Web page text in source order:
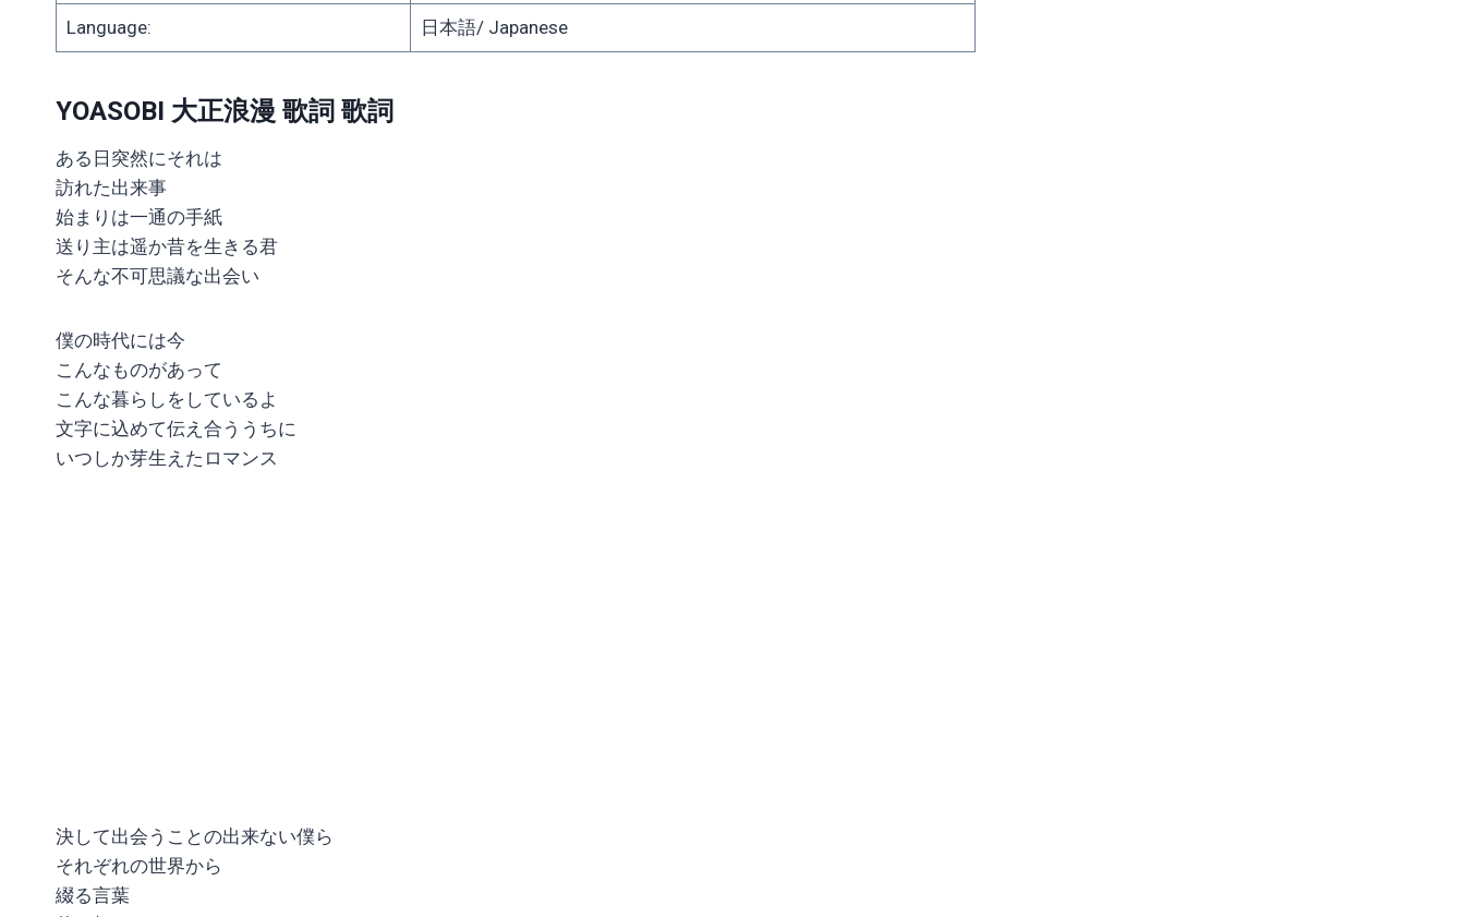
Language: 日本語/ Japanese
YOASOBI 大正浪漫 歌詞 歌詞
ある日突然にそれは
訪れた出来事
始まりは一通の手紙
送り主は遥か昔を生きる君
そんな不可思議な出会い
僕の時代には今
こんなものがあって
こんな暮らしをしているよ
文字に込めて伝え合ううちに
いつしか芽生えたロマンス
決して出会うことの出来ない僕ら
それぞれの世界から
綴る言葉